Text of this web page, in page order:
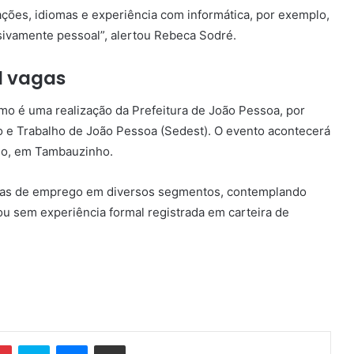
idiomas e experiência com informática, por exemplo,
pessoal”, alertou Rebeca Sodré.
vagas
é uma realização da Prefeitura de João Pessoa, por
Trabalho de João Pessoa (Sedest). O evento acontecerá
, em Tambauzinho.
de emprego em diversos segmentos, contemplando
sem experiência formal registrada em carteira de